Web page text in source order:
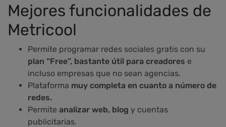
Mejores funcionalidades de
Metricool
Permite programar redes sociales gratis con su
plan “Free”, bastante útil para creadores e
incluso empresas que no sean agencias.
Plataforma muy completa en cuanto a número de
redes.
Permite analizar web, blog y cuentas
publicitarias.